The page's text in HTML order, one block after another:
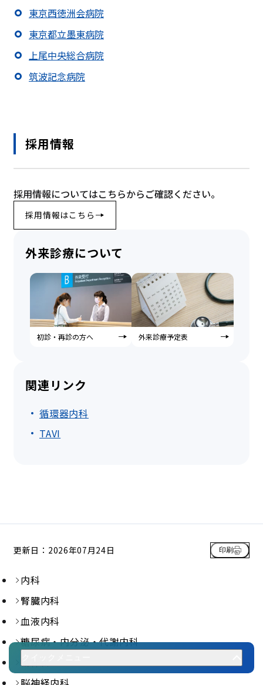
東京西徳洲会病院
東京都立墨東病院
上尾中央総合病院
筑波記念病院
採用情報
採用情報についてはこちらからご確認ください。
採用情報はこちら
外来診療について
初診・再診の方へ 外来診療予定表
関連リンク
循環器内科
TAVI
更新日：2026年07月24日 印刷
内科
腎臓内科
血液内科
糖尿病・内分泌・代謝内科
精神科